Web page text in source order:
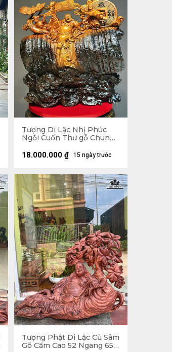
Tượng Di Lặc Nhị Phúc
Ngồi Cuốn Thư gỗ Chun
50 Sâu 22 (cm)15 ngày trước
18.000.000 ₫
Tượng Phật Di Lặc Củ Sâm
Gỗ Cẩm Cao 52 Ngang 65